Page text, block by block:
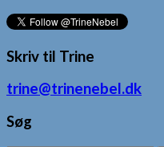
Skriv til Trine
trine@trinenebel.dk
Søg